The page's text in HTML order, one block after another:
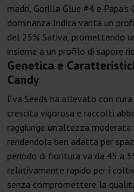
madri, Gorilla Glue #4 e Papa’s
dominanza Indica vanta un
del 25% Sativa, promettendo
insieme a un profilo di sapore
Genetica e
Candy
Eva Seeds ha allevato con
crescita vigorosa e raccolti
raggiunge un’altezza
rendendola ben adatta per
periodo di fioritura va da 45 a
relativamente rapido per i
senza compromettere la